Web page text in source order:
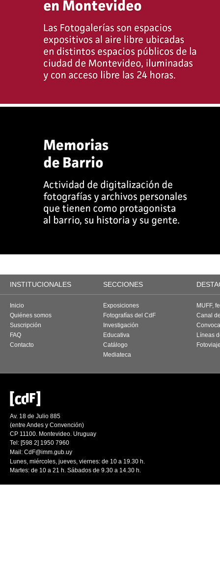
INSTITUCIONALES SECCIONES
Inicio
Quiénes somos
Suscripción
FAQ
Contacto
Exposiciones
Fotografías del CdF
Investigación
Educativa
Catálogo
Mediateca
MUFF,
Canal
Líneas
Av. 18 de Julio 885
(entre Andes y Convención)
CP 11100. Montevideo. Uruguay
Tel: [598 2] 1950 7960
Mail: CdF@imm.gub.uy
Lunes, miércoles, jueves, viernes: de 10 a 19.30 h.
Martes: de 10 a 21 h. Sábados de 9.30 a 14.30 h.